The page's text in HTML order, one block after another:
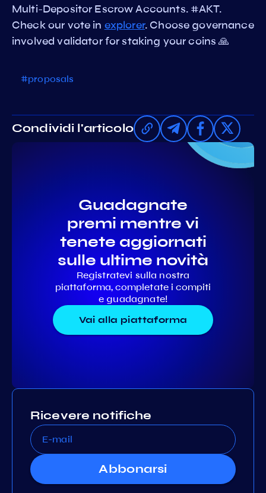
Multi-Depositor Escrow Accounts. #AKT.
Check our vote in explorer. Choose governance
involved validator for staking your coins 🙏
#proposals
Condividi l'articolo
Guadagnate
premi mentre vi
tenete aggiornati
sulle ultime novità
Registratevi sulla nostra
piattaforma, completate i compiti
e guadagnate!
Vai alla piattaforma
Ricevere notifiche
Abbonarsi